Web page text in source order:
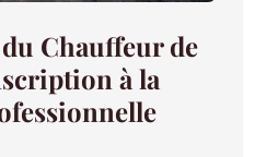
Chauffeur de
à la